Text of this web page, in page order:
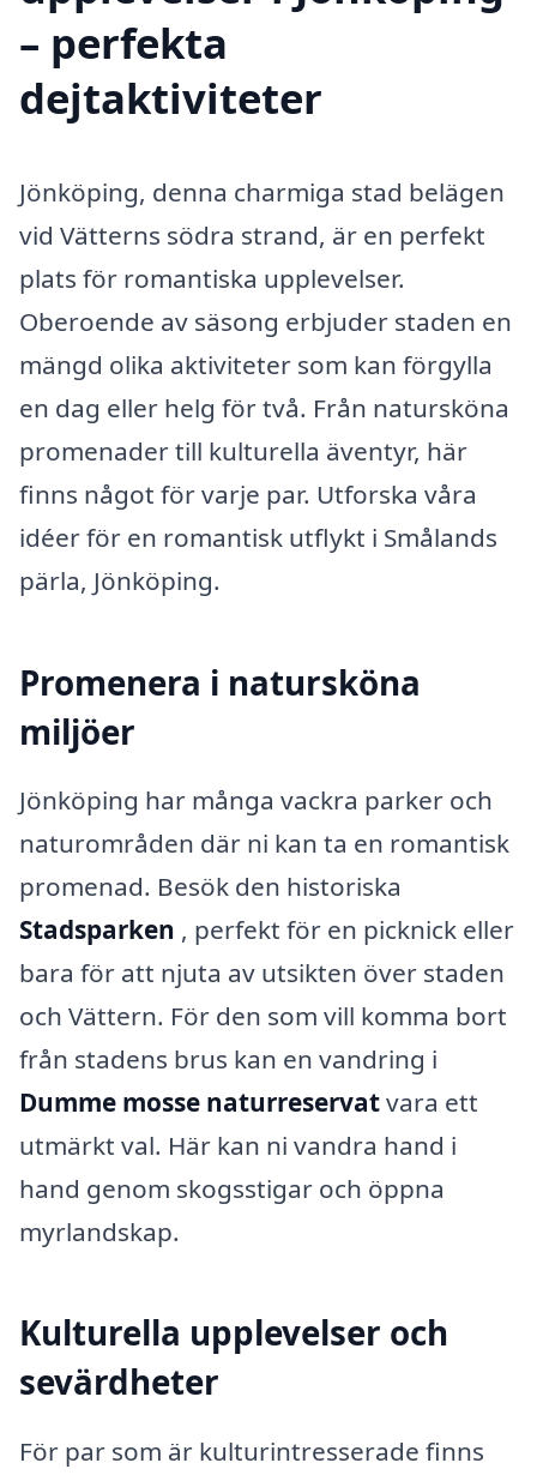
– perfekta
dejtaktiviteter
Jönköping, denna charmiga stad belägen
vid Vätterns södra strand, är en perfekt
plats för romantiska upplevelser.
Oberoende av säsong erbjuder staden en
mängd olika aktiviteter som kan förgylla
en dag eller helg för två. Från natursköna
promenader till kulturella äventyr, här
finns något för varje par. Utforska våra
idéer för en romantisk utflykt i Smålands
pärla, Jönköping.
Promenera i natursköna
miljöer
Jönköping har många vackra parker och
naturområden där ni kan ta en romantisk
promenad. Besök den historiska
Stadsparken , perfekt för en picknick eller
bara för att njuta av utsikten över staden
och Vättern. För den som vill komma bort
från stadens brus kan en vandring i
Dumme mosse naturreservatvara ett
utmärkt val. Här kan ni vandra hand i
hand genom skogsstigar och öppna
myrlandskap.
Kulturella upplevelser och
sevärdheter
För par som är kulturintresserade finns